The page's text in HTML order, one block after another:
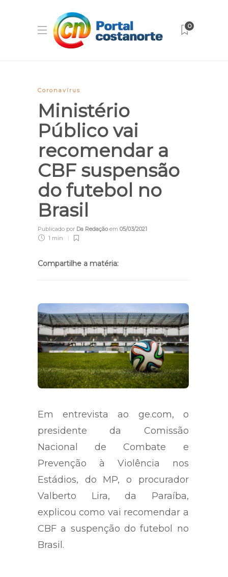
0
Coronavírus
Ministério
Público vai
recomendar a
CBF suspensão
do futebol no
Brasil
Publicado por Da Redaçãoem 05/03/2021
1 min
Compartilhe a matéria:
Em entrevista ao ge.com, o
presidente da Comissão
Nacional de Combate e
Prevenção à Violência nos
Estádios, do MP, o procurador
Valberto Lira, da Paraíba,
explicou como vai recomendar a
CBF a suspenção do futebol no
Brasil.